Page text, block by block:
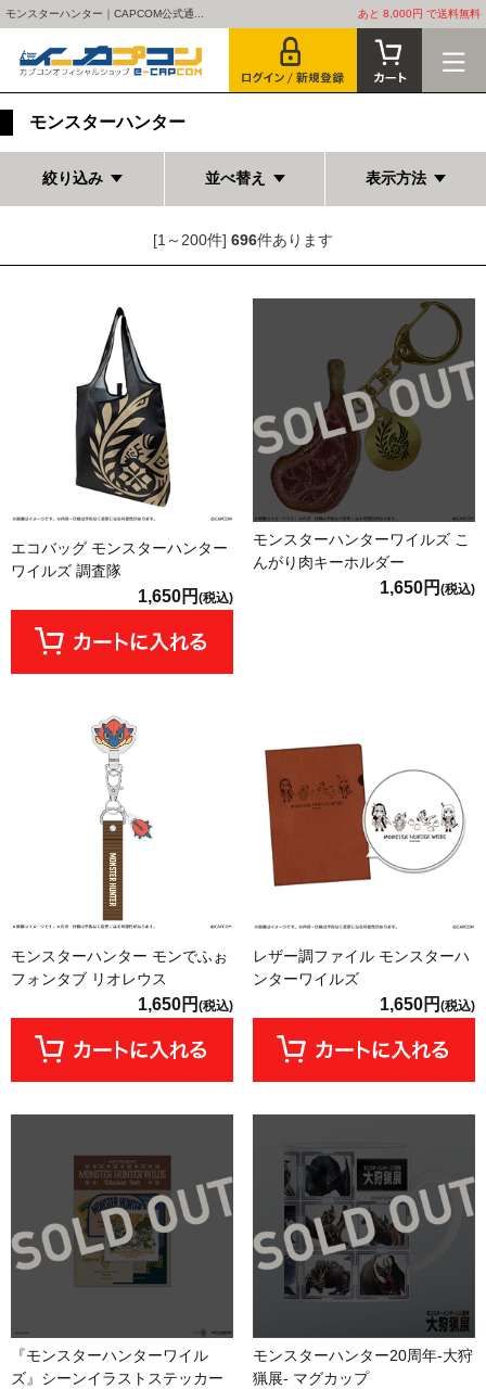
モンスターハンター｜CAPCOM公式通... あと 8,000円 で送料無料
モンスターハンター
絞り込み 並べ替え 表示方法
[1～200件] 696件あります
エコバッグ モンスターハンター
ワイルズ 調査隊
1,650円 (税込)
モンスターハンターワイルズ こ
んがり肉キーホルダー
1,650円 (税込)
モンスターハンター モンでふぉ
フォンタブ リオレウス
1,650円 (税込)
レザー調ファイル モンスターハ
ンターワイルズ
1,650円 (税込)
『モンスターハンターワイル
ズ』シーンイラストステッカー
モンスターハンター20周年-大狩
猟展- マグカップ